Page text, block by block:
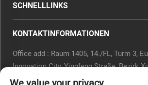
SCHNELLLINKS
KONTAKTINFORMATIONEN
Office add : Raum 1405, 14./FL, Turm 3,
Innovation City, Yingfeng Straße, Bezirk
Hangzhou, Provinz Zhejiang, China.